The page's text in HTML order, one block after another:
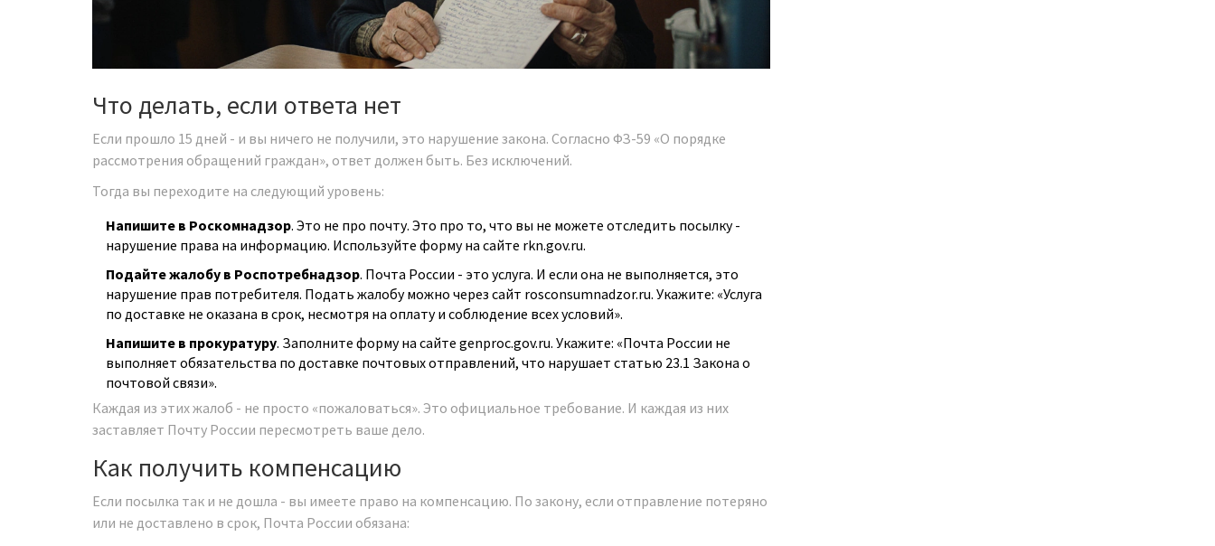
Что делать, если ответа нет
Если прошло 15 дней - и вы ничего не получили, это нарушение закона. Согласно ФЗ-59 «О порядке
рассмотрения обращений граждан», ответ должен быть. Без исключений.
Тогда вы переходите на следующий уровень:
Напишите в Роскомнадзор. Это не про почту. Это про то, что вы не можете отследить посылку -
нарушение права на информацию. Используйте форму на сайте rkn.gov.ru.
Подайте жалобу в Роспотребнадзор. Почта России - это услуга. И если она не выполняется, это
нарушение прав потребителя. Подать жалобу можно через сайт rosconsumnadzor.ru. Укажите: «Услуга
по доставке не оказана в срок, несмотря на оплату и соблюдение всех условий».
Напишите в прокуратуру. Заполните форму на сайте genproc.gov.ru. Укажите: «Почта России не
выполняет обязательства по доставке почтовых отправлений, что нарушает статью 23.1 Закона о
почтовой связи».
Каждая из этих жалоб - не просто «пожаловаться». Это официальное требование. И каждая из них
заставляет Почту России пересмотреть ваше дело.
Как получить компенсацию
Если посылка так и не дошла - вы имеете право на компенсацию. По закону, если отправление потеряно
или не доставлено в срок, Почта России обязана: